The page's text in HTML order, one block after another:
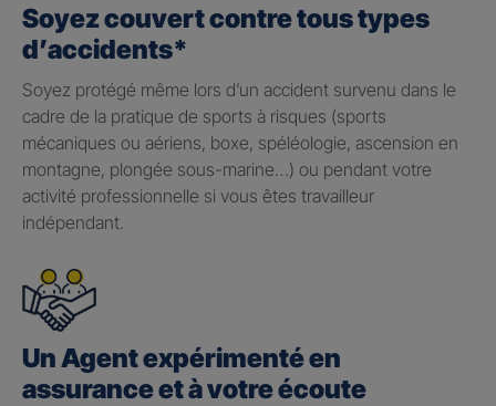
Soyez couvert contre tous types
d’accidents*
Soyez protégé même lors d’un accident survenu dans le
cadre de la pratique de sports à risques (sports
mécaniques ou aériens, boxe, spéléologie, ascension en
montagne, plongée sous-marine…) ou pendant votre
activité professionnelle si vous êtes travailleur
indépendant.
Un Agent expérimenté en
assurance et à votre écoute